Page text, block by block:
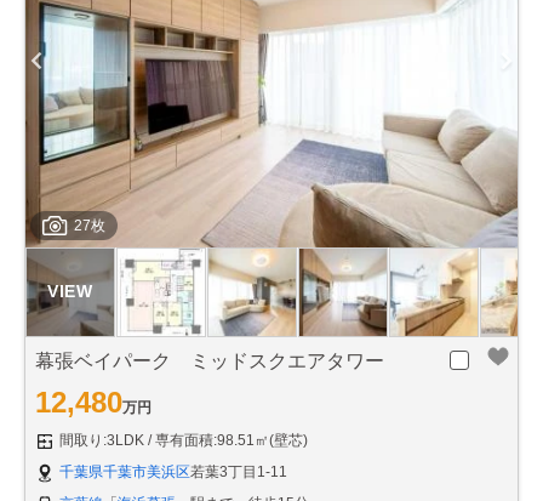
27枚
幕張ベイパーク ミッドスクエアタワー
12,480万円
間取り:3LDK
専有面積:98.51㎡(壁芯)
千葉県千葉市美浜区若葉3丁目1-11